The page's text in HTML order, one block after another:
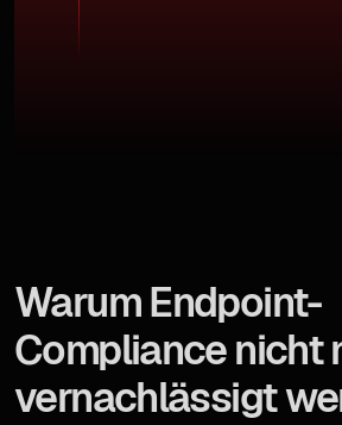
Warum Endpoint-
Compliance nicht
vernachlässigt